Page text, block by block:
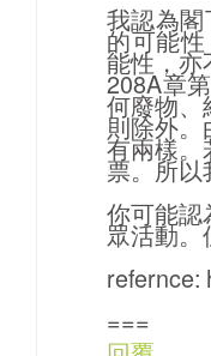
我認為
的可能
能性，亦
208A章
何廢物、
則除外
有兩樣。
票。所
你可能認
眾活動
refernce:
===